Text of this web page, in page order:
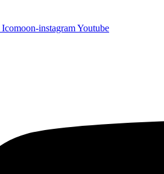
Icomoon-instagramYoutube